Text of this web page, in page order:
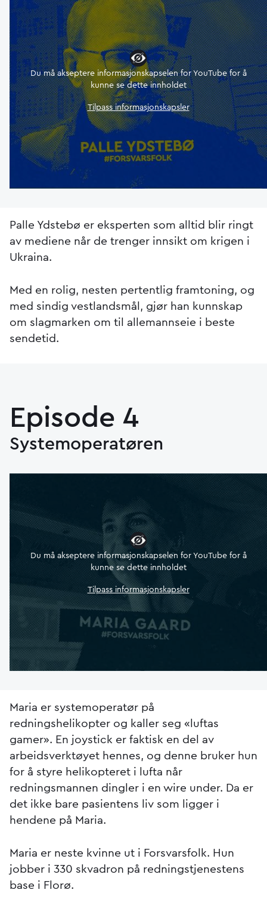
Du må akseptere informasjonskapselen for YouTube for å
kunne se dette innholdet
Tilpass informasjonskapsler
Palle Ydstebø er eksperten som alltid blir ringt
av mediene når de trenger innsikt om krigen i
Ukraina.
Med en rolig, nesten pertentlig framtoning, og
med sindig vestlandsmål, gjør han kunnskap
om slagmarken om til allemannseie i beste
sendetid.
Episode 4
Systemoperatøren
Du må akseptere informasjonskapselen for YouTube for å
kunne se dette innholdet
Tilpass informasjonskapsler
Maria er systemoperatør på
redningshelikopter og kaller seg «luftas
gamer». En joystick er faktisk en del av
arbeidsverktøyet hennes, og denne bruker hun
for å styre helikopteret i lufta når
redningsmannen dingler i en wire under. Da er
det ikke bare pasientens liv som ligger i
hendene på Maria.
Maria er neste kvinne ut i Forsvarsfolk. Hun
jobber i 330 skvadron på redningstjenestens
base i Florø.